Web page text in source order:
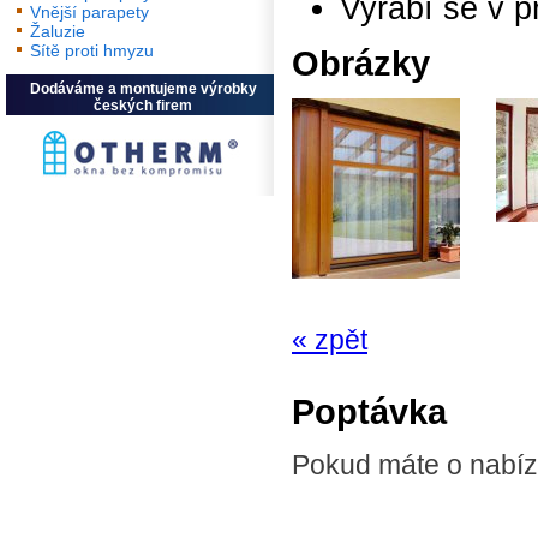
Vnější parapety
Žaluzie
Sítě proti hmyzu
Dodáváme a montujeme výrobky
českých firem
Vyrábí se v
Obrázky
« zpět
Poptávka
Pokud máte o